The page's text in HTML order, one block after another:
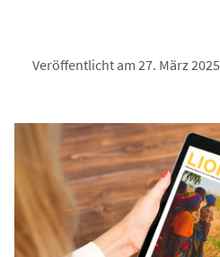
Veröffentlicht am 27. März 2025